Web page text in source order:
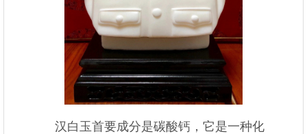
汉白玉首要成分是碳酸钙，它是一种化